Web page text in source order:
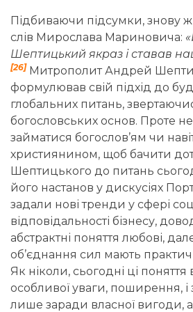
Підбиваючи підсумки, знову
слів Мирослава Мариновича:
Шептицький якраз і ставав
[26] Митрополит Андрей
формулював свій підхід до
глобальних питань,
богословських основ. Проте не
займатися богослов’ям чи
християнином, щоб бачити
Шептицького до питань
його настанов у дискусіях
задали нові тренди у сфері
відповідальності бізнесу,
абстрактні поняття любові,
об’єднання сил мають
Як ніколи, сьогодні ці поняття
особливої уваги, поширення, і
лише заради власної вигоди,